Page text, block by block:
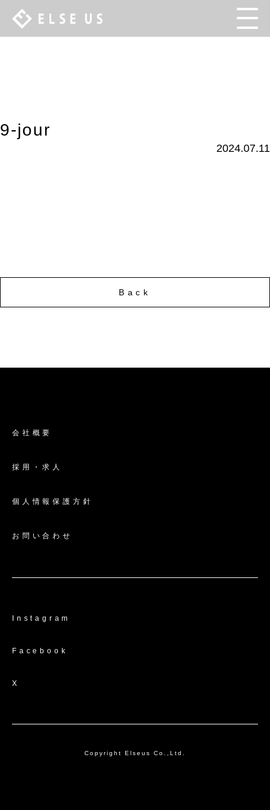
9-jour
2024.07.11
Back
Copyright Elseus Co.,Ltd.
Instagram
Facebook
X
会社概要
採用・求人
個人情報保護方針
お問い合わせ